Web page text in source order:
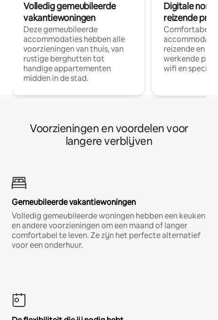
Volledig gemeubileerde
vakantiewoningen
Deze gemeubileerde
accommodaties hebben alle
voorzieningen van thuis, van
rustige berghutten tot
handige appartementen
midden in de stad.
Digitale
reizende
Comfortabele
reizende en
werkende
wifi en
Voorzieningen en voordelen voor
langere verblijven
Gemeubileerde vakantiewoningen
Volledig gemeubileerde woningen hebben een keuken
en andere voorzieningen om een maand of langer
comfortabel te leven. Ze zijn het perfecte alternatief
voor een onderhuur.